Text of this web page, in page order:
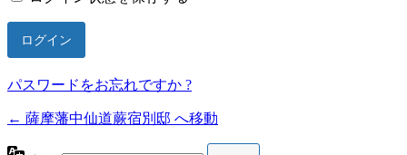
パスワードをお忘れですか ?
← 薩摩藩中仙道蕨宿別邸 へ移動